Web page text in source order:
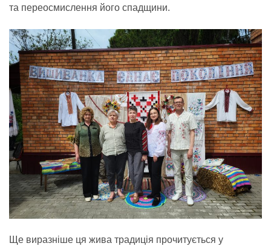
та переосмислення його спадщини.
Ще виразніше ця жива традиція прочитується у